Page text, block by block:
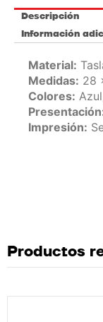
Descripción
Información
Material:
Medidas: 28
Colores:
Impresión:
Productos